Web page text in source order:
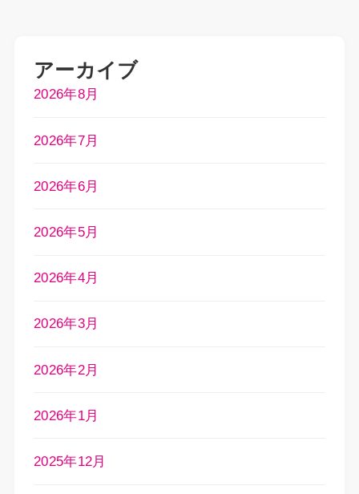
アーカイブ
2026年8月
2026年7月
2026年6月
2026年5月
2026年4月
2026年3月
2026年2月
2026年1月
2025年12月